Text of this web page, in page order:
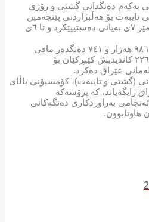
١٠ی تشرینی یەکەم دەنگدانی گشتی و رۆژی
تایبەت بۆ ھەڵبژاردنی پێنجەمین
خولی پەرلەمانی عێراق لە کاتژمێر ٧ی بەیانی دەستیپێکرد و تا ٦ی
لەدەنگدانی گشتیدا ٢٣ ملیۆن و ٩٨٦ هەزار و ٧٤١ دەنگدەر مافی
دەنگدانیان هەبو و سێ هەزار و ٢٢٦ کاندیدیش کێبڕکێان بۆ
(گشتی و تایبەت)، کۆمسیۆنی باڵای
رایگەیاند، کە پرۆسەکە
بەراوردکاری دەنگەکانی
هاوتابوون.